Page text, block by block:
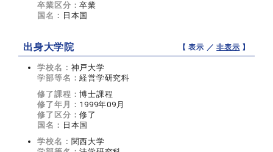
卒業区分：卒業
国名： 日本国
出身大学院 【 表示 ／非表示 】
学校名： 神戸大学
学部等名：経営学研究科
修了課程：博士課程
修了年月： 1999年09月
修了区分：修了
国名： 日本国
学校名： 関西大学